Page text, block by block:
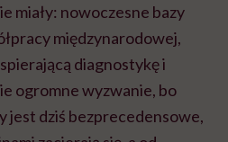
miały: nowoczesne bazy
międzynarodowej,
diagnostykę i
ogromne wyzwanie, bo
jest dziś bezprecedensowe,